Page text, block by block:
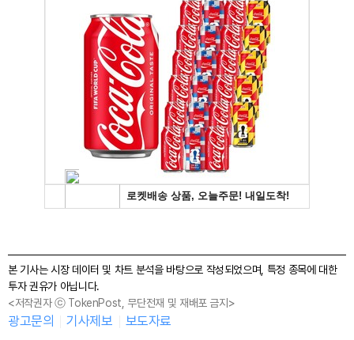
본 기사는 시장 데이터 및 차트 분석을 바탕으로 작성되었으며, 특정 종목에 대한
투자 권유가 아닙니다.
<저작권자 ⓒ TokenPost, 무단전재 및 재배포 금지>
광고문의 기사제보 보도자료